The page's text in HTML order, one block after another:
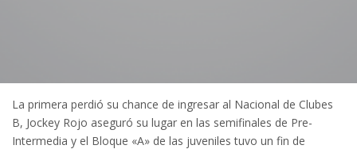
La primera perdió su chance de ingresar al Nacional de Clubes
B, Jockey Rojo aseguró su lugar en las semifinales de Pre-
Intermedia y el Bloque «A» de las juveniles tuvo un fin de